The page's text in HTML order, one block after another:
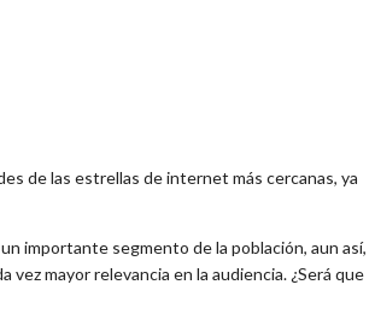
de las estrellas de internet más cercanas, ya
importante segmento de la población, aun así,
mayor relevancia en la audiencia. ¿Será que